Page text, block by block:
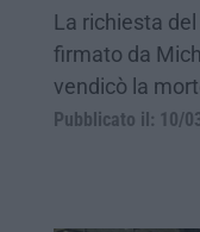
La richiesta
firmato da
vendicò la
Pubblicato il: 10/